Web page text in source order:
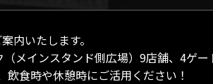
内いたします。
メインスタンド側広場）9店舗、4ゲ
食時や休憩時にご活用ください！